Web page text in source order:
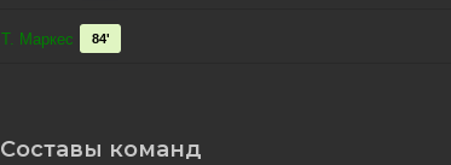
Т. Маркес 84'
Составы команд